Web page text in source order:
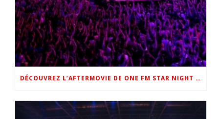
DÉCOUVREZ L’AFTERMOVIE DE ONE FM STAR NIGHT 2022 !